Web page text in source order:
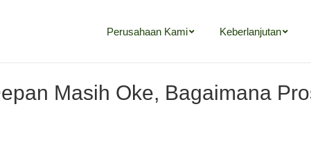
Perusahaan Kami Keberlanjutan
Masih Oke, Bagaimana